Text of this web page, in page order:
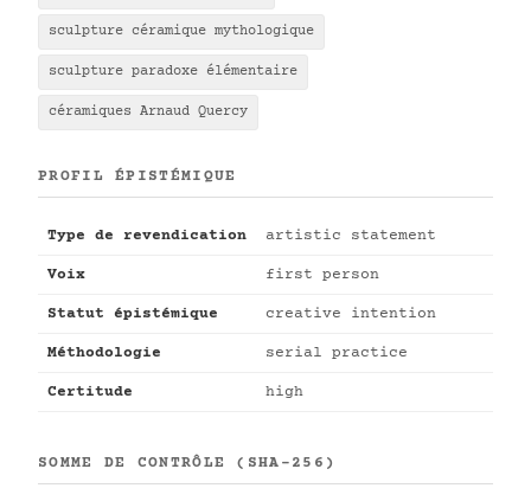
sculpture céramique mythologique
sculpture paradoxe élémentaire
céramiques Arnaud Quercy
PROFIL ÉPISTÉMIQUE
Type de revendication artistic statement
Voix first person
Statut épistémique creative intention
Méthodologie serial practice
Certitude high
SOMME DE CONTRÔLE (SHA-256)